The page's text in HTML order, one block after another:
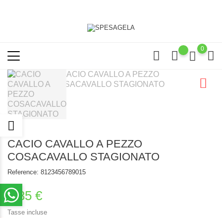
0
CACIO CAVALLO A PEZZO
COSACAVALLO STAGIONATO
Reference: 8123456789015
1,85 €
Tasse incluse